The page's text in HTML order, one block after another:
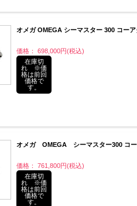
オメガ OMEGA シーマスター 300 コー
価格： 698,000円(税込)
在庫切
れ ※価
格は前回
価格で
す。
オメガ OMEGA シーマスター300 コ
価格： 761,800円(税込)
在庫切
れ ※価
格は前回
価格で
す。